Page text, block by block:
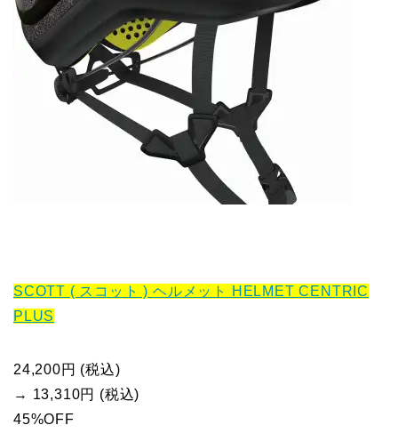
SCOTT ( スコット ) ヘルメット HELMET CENTRIC
PLUS
24,200円 (税込)
→ 13,310円 (税込)
45%OFF